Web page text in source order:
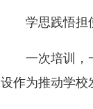
学思践悟担
一次培训，一
设作为推动学校